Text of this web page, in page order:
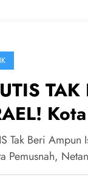
TAK
Tak Beri Ampun
Pemusnah,